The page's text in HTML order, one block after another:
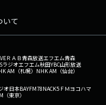
いて
ＲＡＢ青森放送エフエム青森
ラジオエフエム秋田YBC山形放送
AM（札幌） NHK AM（仙台）
オ日本BAYFM78NACK5 ＦＭヨコハマ
（東京）